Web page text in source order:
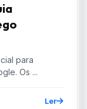
para
Os ...
Ler